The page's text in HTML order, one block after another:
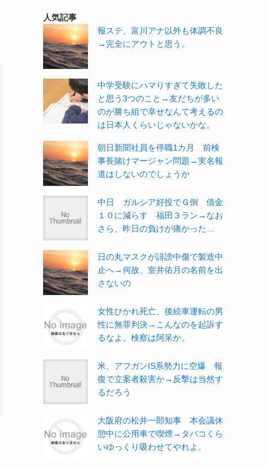
人気記事
報ステ、富川アナ以外も体調不良
→完全にアウトと思う。
中学受験にハマりすぎて失敗した
と思う3つのこと→友だちが多い
のが勝ち組で幸せなんて考えるの
は日本人くらいじゃないかな。
朝日新聞社員を停職1カ月 前検
事長賭けマージャン問題→実名報
道はしないのでしょうか
中日 ガルシア好投でＧ倒 借金
１０に減らす 福田３ラン→なお
さら、昨日の負けが痛かった…
日の丸マスクが誹謗中傷で製造中
止へ→何故、室井佑月の名前を出
さないの
女性ひかれ死亡、後続車運転の男
性に無罪判決→こんなのを起訴す
るなよ。検察は阿呆か。
米、アフガンIS系勢力に空爆 報
復で立案者殺害か→反撃は当然す
るだろう
大阪府の松井一郎知事 本会議休
憩中に公用車で喫煙→タバコくら
いゆっくり吸わせてやれよ。